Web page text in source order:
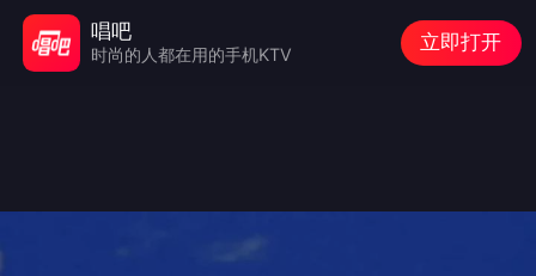
唱吧
时尚的人都在用的手机KTV
立即打开